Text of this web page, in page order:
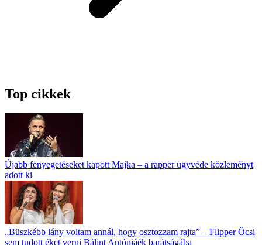
Top cikkek
Újabb fenyegetéseket kapott Majka – a rapper ügyvéde közleményt
adott ki
„Büszkébb lány voltam annál, hogy osztozzam rajta” – Flipper Öcsi
sem tudott éket verni Bálint Antóniáék barátságába